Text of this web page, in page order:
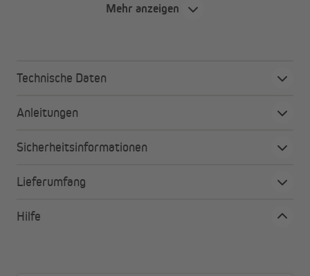
Produktvorteile
unkompliziert und ohne großen Aufwand gewechselt
Mehr anzeigen
Technische Daten
Anleitungen
Sicherheitsinformationen
Lieferumfang
Hilfe